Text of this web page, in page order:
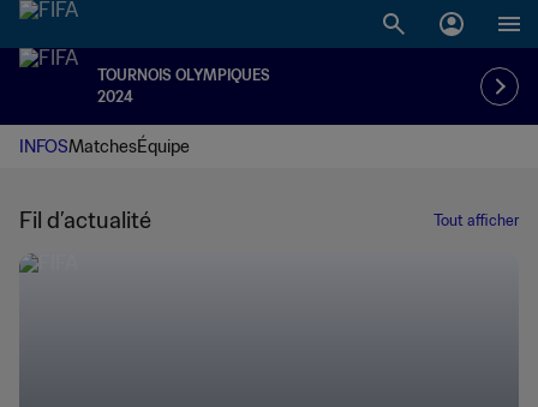
TOURNOIS OLYMPIQUES
2024
INFOSMatchesÉquipe
Fil d’actualité Tout afficher